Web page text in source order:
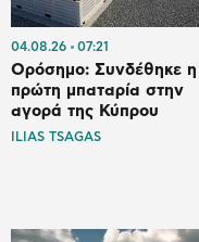
04.08.26 07:21
Ορόσημο: Συνδέθηκε η
πρώτη μπαταρία στην
αγορά της Κύπρου
ILIAS TSAGAS